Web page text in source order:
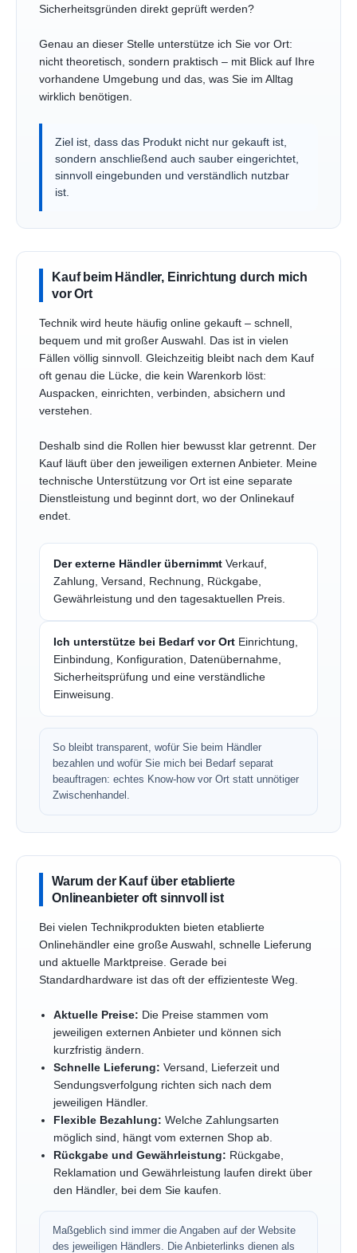
Sicherheitsgründen direkt geprüft werden?
Genau an dieser Stelle unterstütze ich Sie vor Ort:
nicht theoretisch, sondern praktisch – mit Blick auf Ihre
vorhandene Umgebung und das, was Sie im Alltag
wirklich benötigen.
Ziel ist, dass das Produkt nicht nur gekauft ist,
sondern anschließend auch sauber eingerichtet,
sinnvoll eingebunden und verständlich nutzbar
ist.
Kauf beim Händler, Einrichtung durch mich
vor Ort
Technik wird heute häufig online gekauft – schnell,
bequem und mit großer Auswahl. Das ist in vielen
Fällen völlig sinnvoll. Gleichzeitig bleibt nach dem Kauf
oft genau die Lücke, die kein Warenkorb löst:
Auspacken, einrichten, verbinden, absichern und
verstehen.
Deshalb sind die Rollen hier bewusst klar getrennt. Der
Kauf läuft über den jeweiligen externen Anbieter. Meine
technische Unterstützung vor Ort ist eine separate
Dienstleistung und beginnt dort, wo der Onlinekauf
endet.
Der externe Händler übernimmt Verkauf,
Zahlung, Versand, Rechnung, Rückgabe,
Gewährleistung und den tagesaktuellen Preis.
Ich unterstütze bei Bedarf vor Ort Einrichtung,
Einbindung, Konfiguration, Datenübernahme,
Sicherheitsprüfung und eine verständliche
Einweisung.
So bleibt transparent, wofür Sie beim Händler
bezahlen und wofür Sie mich bei Bedarf separat
beauftragen: echtes Know-how vor Ort statt unnötiger
Zwischenhandel.
Warum der Kauf über etablierte
Onlineanbieter oft sinnvoll ist
Bei vielen Technikprodukten bieten etablierte
Onlinehändler eine große Auswahl, schnelle Lieferung
und aktuelle Marktpreise. Gerade bei
Standardhardware ist das oft der effizienteste Weg.
Aktuelle Preise: Die Preise stammen vom
jeweiligen externen Anbieter und können sich
kurzfristig ändern.
Schnelle Lieferung: Versand, Lieferzeit und
Sendungsverfolgung richten sich nach dem
jeweiligen Händler.
Flexible Bezahlung: Welche Zahlungsarten
möglich sind, hängt vom externen Shop ab.
Rückgabe und Gewährleistung: Rückgabe,
Reklamation und Gewährleistung laufen direkt über
den Händler, bei dem Sie kaufen.
Maßgeblich sind immer die Angaben auf der Website
des jeweiligen Händlers. Die Anbieterlinks dienen als